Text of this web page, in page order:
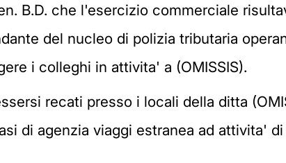
B.D. che l'esercizio commerciale
del nucleo di polizia tributaria
i colleghi in attivita' a (OMISSIS).
recati presso i locali della ditta
di agenzia viaggi estranea ad attivita'